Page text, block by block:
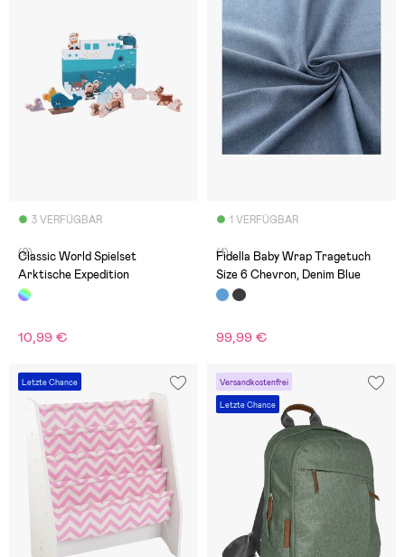
3 VERFÜGBAR
(2)
Classic World Spielset
Arktische Expedition
10,99 €
1 VERFÜGBAR
(1)
Fidella Baby Wrap Tragetuch
Size 6 Chevron, Denim Blue
99,99 €
Letzte Chance Versandkostenfrei
Letzte Chance